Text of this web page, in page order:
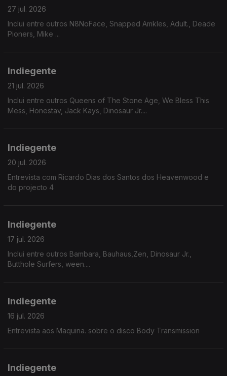
27 jul. 2026
Inclui entre outros N8NoFace, Snapped Amkles, Adult., Deade
Pioners, Mike ...
Indiegente
21 jul. 2026
Inclui entre outros Queens of The Stone Age, We Bless This
Mess, Honestav, Jack Kays, Dinosaur Jr....
Indiegente
20 jul. 2026
Entrevista com Ricardo Dias dos Santos dos Heavenwood e
do projecto 4
Indiegente
17 jul. 2026
Inclui entre outros Bambara, Bauhaus,Zen, Dinosaur Jr.,
Butthole Surfers, ween....
Indiegente
16 jul. 2026
Entrevista aos Maquina. sobre o disco Body Transmission
Indiegente